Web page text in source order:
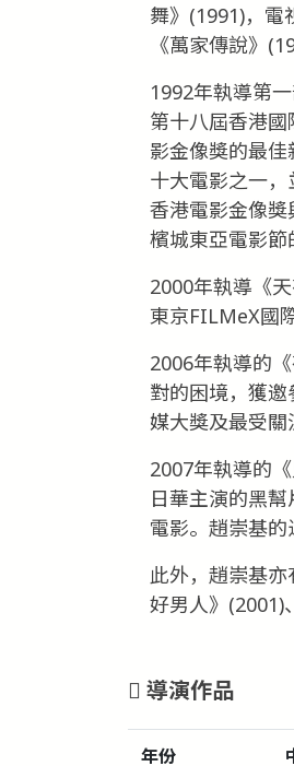
舞》(1991)，電
《萬家傳說》
1992年執導第
第十八屆香港
影金像獎的最
十大電影之一
香港電影金像
檳城東亞電影節
2000年執導《
東京FILMeX國
2006年執導的
對的困境，獲
媒大獎及最受關
2007年執導的
日華主演的黑
電影。趙崇基的
此外，趙崇基
好男人》(2001)
導演作品
年份